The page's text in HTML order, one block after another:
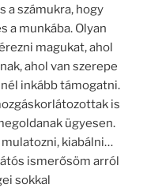
a számukra, hogy
a munkába. Olyan
magukat, ahol
ahol van szerepe
inkább támogatni.
is
ügyesen.
mulatozni, kiabálni…
ismerősöm arról
sokkal